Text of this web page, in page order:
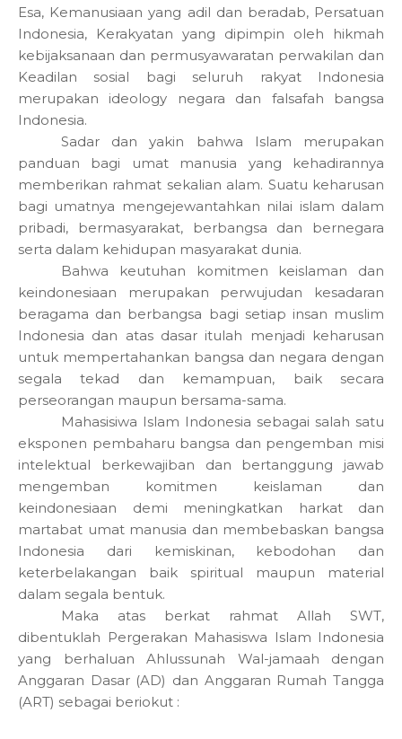
Esa, Kemanusiaan yang adil dan beradab, Persatuan
Indonesia, Kerakyatan yang dipimpin oleh hikmah
kebijaksanaan dan permusyawaratan perwakilan dan
Keadilan sosial bagi seluruh rakyat Indonesia
merupakan ideology negara dan falsafah bangsa
Indonesia.
Sadar dan yakin bahwa Islam merupakan
panduan bagi umat manusia yang kehadirannya
memberikan rahmat sekalian alam. Suatu keharusan
bagi umatnya mengejewantahkan nilai islam dalam
pribadi, bermasyarakat, berbangsa dan bernegara
serta dalam kehidupan masyarakat dunia.
Bahwa keutuhan komitmen keislaman dan
keindonesiaan merupakan perwujudan kesadaran
beragama dan berbangsa bagi setiap insan muslim
Indonesia dan atas dasar itulah menjadi keharusan
untuk mempertahankan bangsa dan negara dengan
segala tekad dan kemampuan, baik secara
perseorangan maupun bersama-sama.
Mahasisiwa Islam Indonesia sebagai salah satu
eksponen pembaharu bangsa dan pengemban misi
intelektual berkewajiban dan bertanggung jawab
mengemban komitmen keislaman dan
keindonesiaan demi meningkatkan harkat dan
martabat umat manusia dan membebaskan bangsa
Indonesia dari kemiskinan, kebodohan dan
keterbelakangan baik spiritual maupun material
dalam segala bentuk.
Maka atas berkat rahmat Allah SWT,
dibentuklah Pergerakan Mahasiswa Islam Indonesia
yang berhaluan Ahlussunah Wal-jamaah dengan
Anggaran Dasar (AD) dan Anggaran Rumah Tangga
(ART) sebagai beriokut :